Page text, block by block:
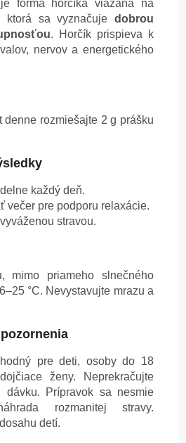
forma horčíka viazaná na
ktorá sa vyznačuje dobrou
. Horčík prispieva k
nervov a energetického
denne rozmiešajte 2 g prášku
každý deň.
večer pre podporu relaxácie.
stravou.
mimo priameho slnečného
°C. Nevystavujte mrazu a
pre deti, osoby do 18
ženy. Neprekračujte
dávku. Prípravok sa nesmie
rozmanitej stravy.
detí.